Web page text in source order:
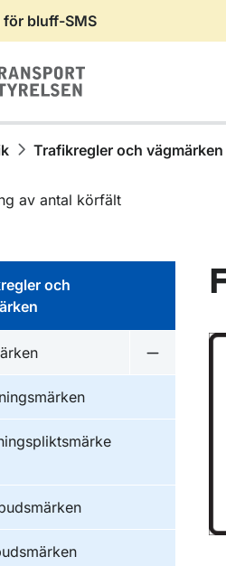
för bluff-SMS
Trafikregler och vägmärken
av antal körfält
och